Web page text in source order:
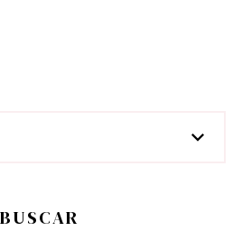
BUSCAR